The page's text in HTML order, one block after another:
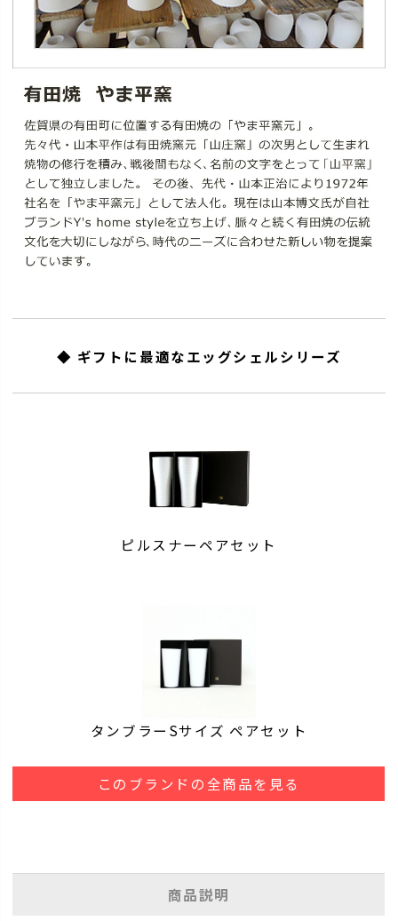
◆ ギフトに最適なエッグシェルシリーズ
ピルスナーペアセット
タンブラーSサイズ ペアセット
このブランドの全商品を見る
商品説明